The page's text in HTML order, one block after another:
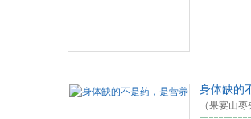
身体缺的
（果宴山